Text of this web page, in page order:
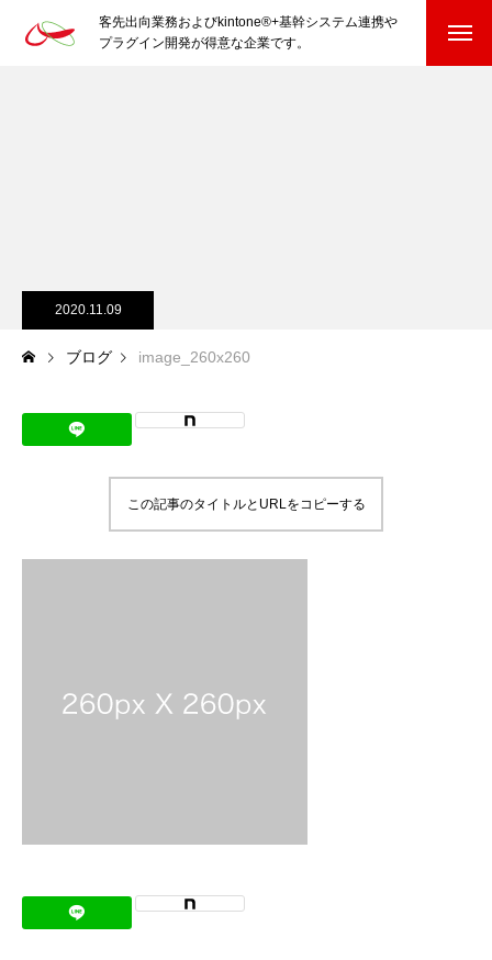
客先出向業務およびkintone®+基幹システム連携や
プラグイン開発が得意な企業です。
PluginAdaptiX Service Guide
HP/EC/Design/Logo
制作実績
COMPANY 会社を知る
会社案内
2020.11.09
ブログ image_260x260
この記事のタイトルとURLをコピーする